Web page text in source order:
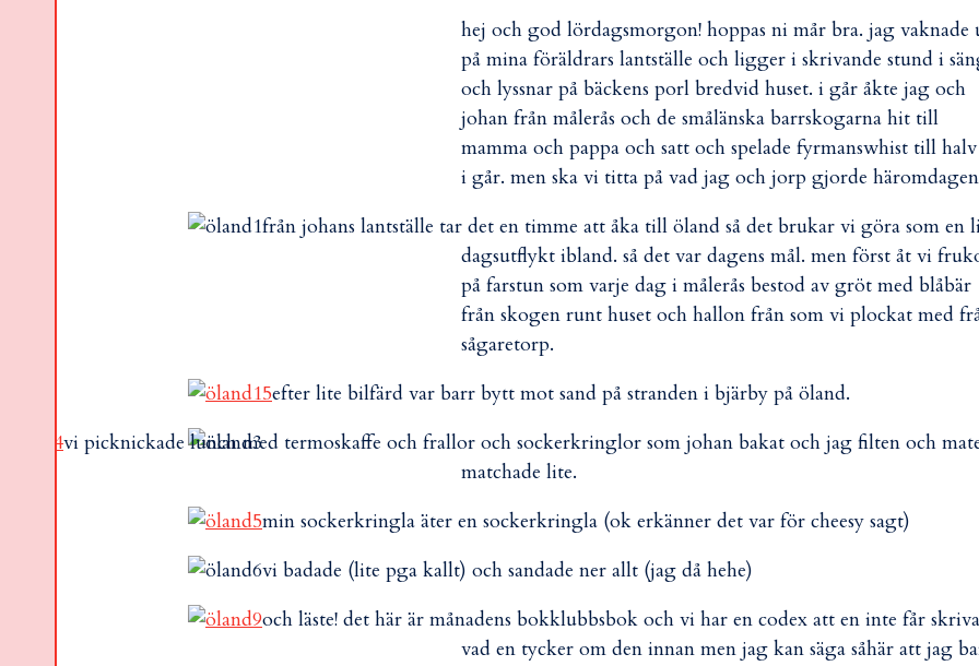
hej och god lördagsmorgon! hoppas ni mår bra. jag vaknade
på mina föräldrars lantställe och ligger i skrivande stund i
och lyssnar på bäckens porl bredvid huset. i går åkte jag och
johan från målerås och de smålänska barrskogarna hit till
mamma och pappa och satt och spelade fyrmanswhist till
i går. men ska vi titta på vad jag och jorp gjorde
från johans lantställe tar det en timme att åka till öland så det brukar vi göra som en
dagsutflykt ibland. så det var dagens mål. men först åt vi
på farstun som varje dag i målerås bestod av gröt med blåbär
från skogen runt huset och hallon från som vi plockat med
sågaretorp.
efter lite bilfärd var barr bytt mot sand på stranden i bjärby på öland.
vi picknickade lunch med termoskaffe och frallor och sockerkringlor som johan bakat och jag filten och
matchade lite.
min sockerkringla äter en sockerkringla (ok erkänner det var för cheesy sagt)
vi badade (lite pga kallt) och sandade ner allt (jag då hehe)
och läste! det här är månadens bokklubbsbok och vi har en codex att en inte får skriva
vad en tycker om den innan men jag kan säga såhär att jag